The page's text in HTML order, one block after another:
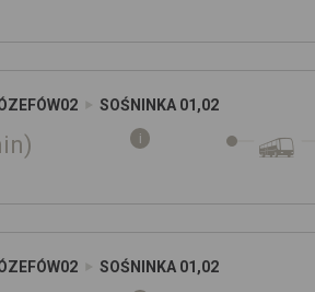
SOŚNINKA 01,02
SOŚNINKA 01,02